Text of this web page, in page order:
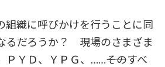
織に呼びかけを行うことに同
るだろうか？ 現場のさまざま
ＹＤ、ＹＰＧ、……――そのすべ